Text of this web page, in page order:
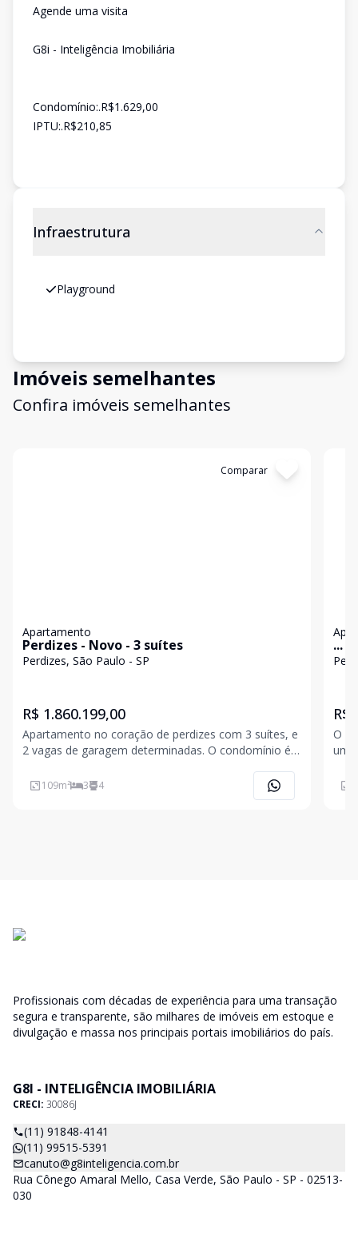
Agende uma visita
G8i - Inteligência Imobiliária
Condomínio:.R$1.629,00
IPTU:.R$210,85
Infraestrutura
Playground
Imóveis semelhantes
Confira imóveis semelhantes
Comparar
Apartamento
Perdizes - Novo - 3 suítes
Perdizes, São Paulo - SP
R$ 1.860.199,00
Apartamento no coração de perdizes com 3 suítes, e
2 vagas de garagem determinadas. O condomínio é
terraço gourmet com vista deslumbrante e que pode
ser integrado a sala, Janelas grandes em todo o apar
109m² 3 4
...
R$
O
Profissionais com décadas de experiência para uma transação
segura e transparente, são milhares de imóveis em estoque e
divulgação e massa nos principais portais imobiliários do país.
G8I - INTELIGÊNCIA IMOBILIÁRIA
CRECI: 30086J
(11) 91848-4141
(11) 99515-5391
canuto@g8inteligencia.com.br
Rua Cônego Amaral Mello, Casa Verde, São Paulo - SP - 02513-
030